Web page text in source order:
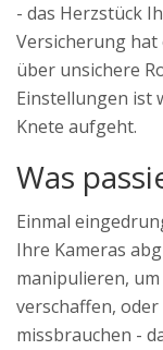
- das Herzstück
Versicherung
über unsichere
Einstellungen ist
Knete aufgeht.
Was
Einmal
Ihre Kameras
manipulieren,
verschaffen,
missbrauchen -